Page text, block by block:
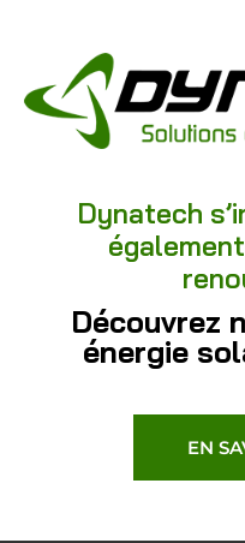
Dynatech
Découvrez
énergie
EN